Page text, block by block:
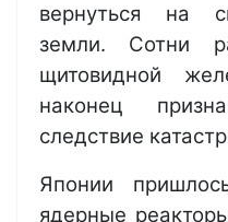
вернуться на
земли. Сотни
щитовидной
наконец
следствие
Японии
ядерные